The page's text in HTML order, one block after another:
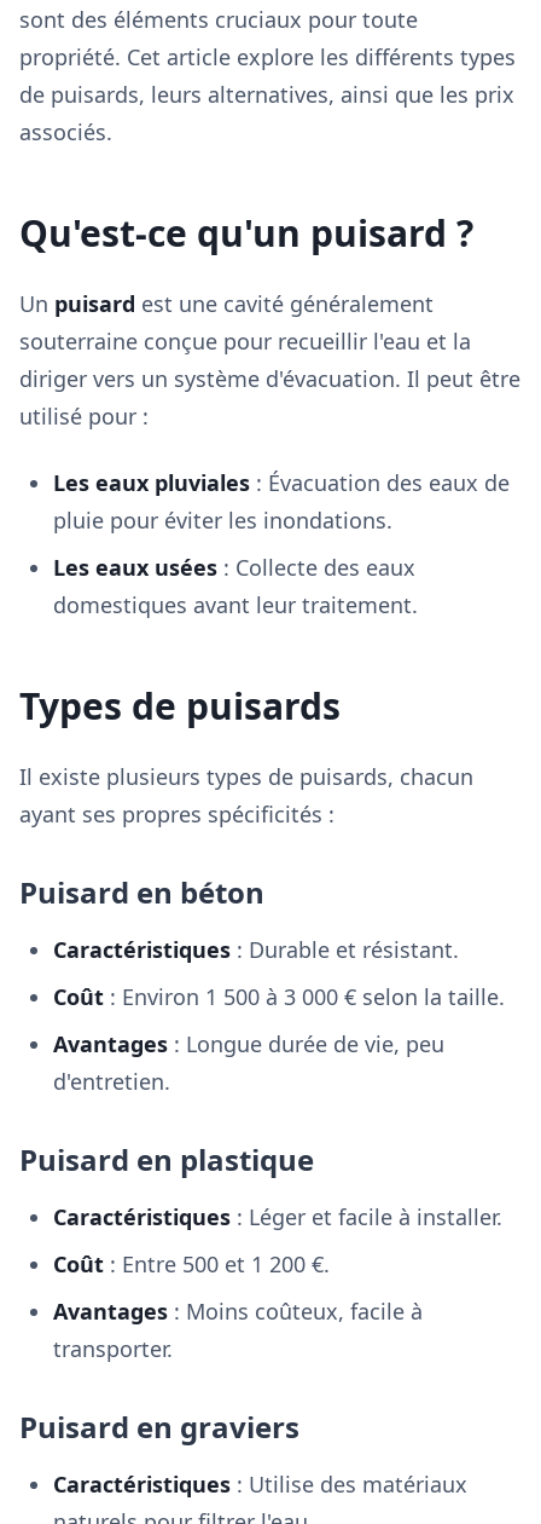
sont des éléments cruciaux pour toute
propriété. Cet article explore les différents types
de puisards, leurs alternatives, ainsi que les prix
associés.
Qu'est-ce qu'un puisard ?
Un puisard est une cavité généralement
souterraine conçue pour recueillir l'eau et la
diriger vers un système d'évacuation. Il peut être
utilisé pour :
Les eaux pluviales : Évacuation des eaux de
pluie pour éviter les inondations.
Les eaux usées : Collecte des eaux
domestiques avant leur traitement.
Types de puisards
Il existe plusieurs types de puisards, chacun
ayant ses propres spécificités :
Puisard en béton
Caractéristiques : Durable et résistant.
Coût : Environ 1 500 à 3 000 € selon la taille.
Avantages : Longue durée de vie, peu
d'entretien.
Puisard en plastique
Caractéristiques : Léger et facile à installer.
Coût : Entre 500 et 1 200 €.
Avantages : Moins coûteux, facile à
transporter.
Puisard en graviers
Caractéristiques : Utilise des matériaux